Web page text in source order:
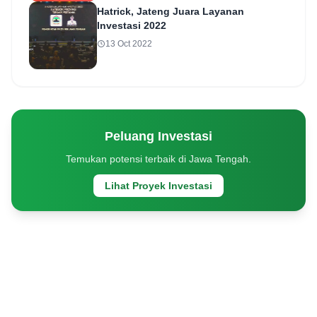
Hatrick, Jateng Juara Layanan
Investasi 2022
13 Oct 2022
Peluang Investasi
Temukan potensi terbaik di Jawa Tengah.
Lihat Proyek Investasi